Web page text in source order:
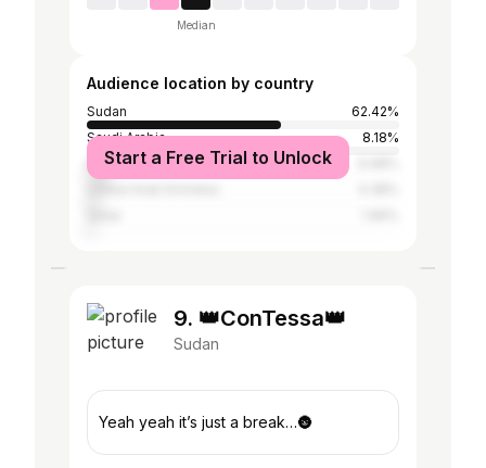
Median
Audience location by country
Sudan
62.42%
Saudi Arabia
8.18%
Egypt
Start a Free Trial to Unlock
9. 👑ConTessa👑
Sudan
Yeah yeah it’s just a break…🌚